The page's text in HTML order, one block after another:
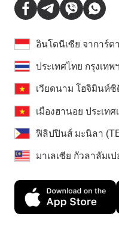
อินโดนีเซีย จาการ์ต
ประเทศไทย กรุงเท
เวียดนาม โฮจิมินห์ซิ
เมืองฮานอย ประเท
ฟิลิปปินส์ มะนิลา
มาเลเซีย กัวลาลัมเ